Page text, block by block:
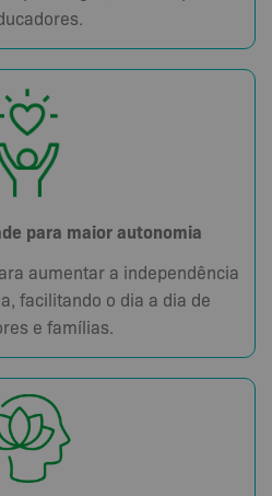
para maior autonomia
aumentar a independência
facilitando o dia a dia de
e famílias.